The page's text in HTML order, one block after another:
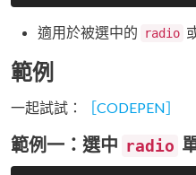
適用於被選中的 radio
範例
一起試試： ［CODEPEN］
範例一：選中 radio